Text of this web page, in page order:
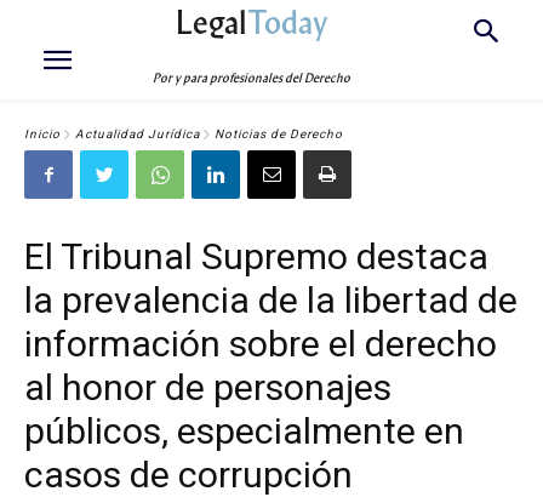
LegalToday
Por y para profesionales del Derecho
Inicio Actualidad Jurídica Noticias de Derecho
El Tribunal Supremo destaca
la prevalencia de la libertad de
información sobre el derecho
al honor de personajes
públicos, especialmente en
casos de corrupción